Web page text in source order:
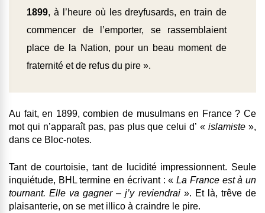
1899, à l’heure où les dreyfusards, en train de
commencer de l’emporter, se rassemblaient
place de la Nation, pour un beau moment de
fraternité et de refus du pire ».
Au fait, en 1899, combien de musulmans en France ? Ce
mot qui n’apparaît pas, pas plus que celui d’ « islamiste »,
dans ce Bloc-notes.
Tant de courtoisie, tant de lucidité impressionnent. Seule
inquiétude, BHL termine en écrivant : «La France est à un
tournant. Elle va gagner – j’y reviendrai». Et là, trêve de
plaisanterie, on se met illico à craindre le pire.